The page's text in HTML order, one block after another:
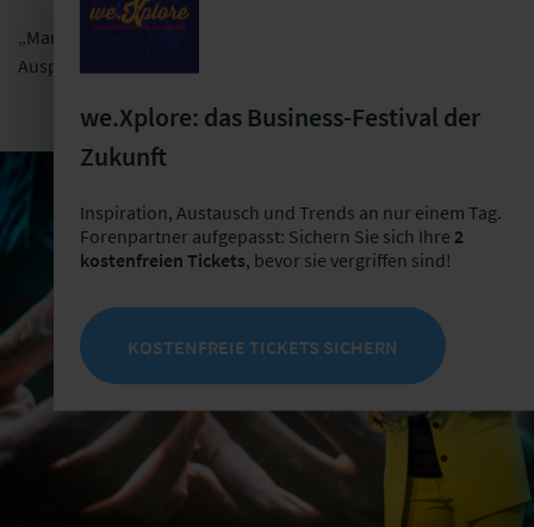
„Man lernt nicht laufen durch Theorie, sondern durch
Ausprobieren, Fallen und Wiederaufstehen.“
we.Xplore: das Business-Festival der
Zukunft
Inspiration, Austausch und Trends an nur einem Tag.
Forenpartner aufgepasst: Sichern Sie sich Ihre 2
kostenfreien Tickets, bevor sie vergriffen sind!
KOSTENFREIE TICKETS SICHERN